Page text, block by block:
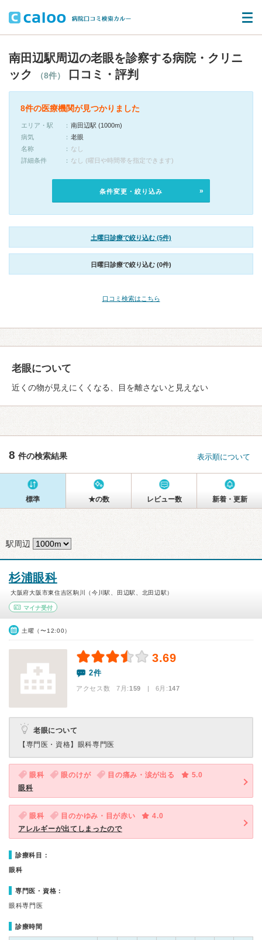
南田辺駅周辺の老眼を診察する病院・クリニ
ック
（8件） 口コミ・評判
8件の医療機関が見つかりました
エリア・駅
南田辺駅 (1000m)
病気
老眼
名称
なし
詳細条件
なし (曜日や時間帯を指定できます)
条件変更・絞り込み
土曜日診療で絞り込む (5件)
日曜日診療で絞り込む (0件)
口コミ検索はこちら
老眼について
近くの物が見えにくくなる、目を離さないと見えない
8 件の検索結果 表示順について
標準 ★の数 レビュー数 新着・更新
駅周辺
杉浦眼科
大阪府大阪市東住吉区駒川（今川駅、田辺駅、北田辺駅）
マイナ受付
土曜（〜12:00）
3.69
2件
アクセス数 7月:159 | 6月:147
老眼について
【専門医・資格】 眼科専門医
眼科 眼のけが 目の痛み・涙が出る
5.0
眼科
眼科 目のかゆみ・目が赤い
4.0
アレルギーが出てしまったので
診療科目：
眼科
専門医・資格：
眼科専門医
診療時間